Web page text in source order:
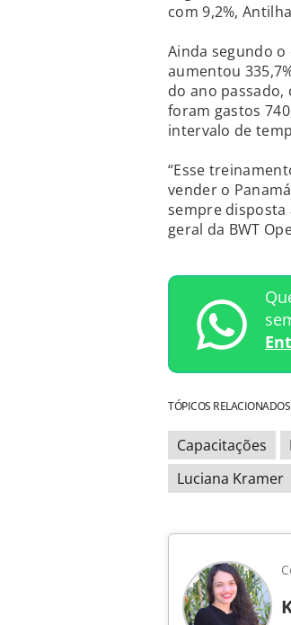
com 9,2%,
Ainda segundo
aumentou
do ano passado,
foram gastos
intervalo de
“Esse
vender o
sempre disposta
geral da BWT
TÓPICOS RELACIONADOS
Capacitações
Luciana Kramer